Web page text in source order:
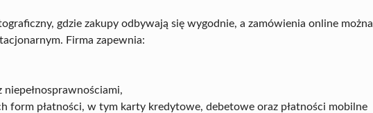
gdzie zakupy odbywają się wygodnie, a zamówienia online można
Firma zapewnia:
form płatności, w tym karty kredytowe, debetowe oraz płatności mobilne